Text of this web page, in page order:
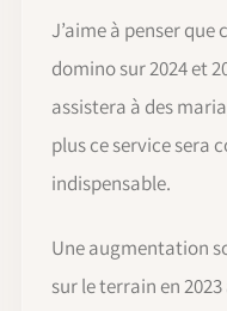
J’aime à penser
domino sur 2024 et
assistera à des
plus ce service sera
indispensable.
Une augmentation
sur le terrain en